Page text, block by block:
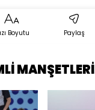
Boyutu Paylaş
MANŞETLERİ